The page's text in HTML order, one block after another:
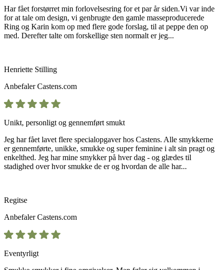
Har fået forstørret min forlovelsesring for et par år siden.Vi var inde
for at tale om design, vi genbrugte den gamle masseproducerede
Ring og Karin kom op med flere gode forslag, til at peppe den op
med. Derefter talte om forskellige sten normalt er jeg...
Henriette Stilling
AnbefalerCastens.com
Unikt, personligt og gennemført smukt
Jeg har fået lavet flere specialopgaver hos Castens. Alle smykkerne
er gennemførte, unikke, smukke og super feminine i alt sin pragt og
enkelthed. Jeg har mine smykker på hver dag - og glædes til
stadighed over hvor smukke de er og hvordan de alle har...
Regitse
AnbefalerCastens.com
Eventyrligt